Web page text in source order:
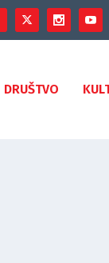
DRUŠTVO